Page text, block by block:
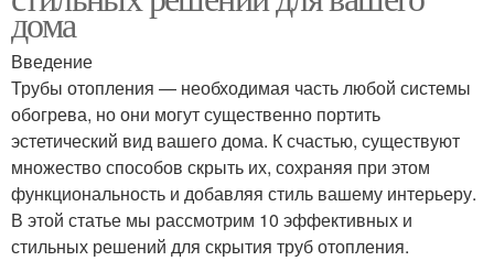
дома
Введение
Трубы отопления — необходимая часть любой системы
обогрева, но они могут существенно портить
эстетический вид вашего дома. К счастью, существуют
множество способов скрыть их, сохраняя при этом
функциональность и добавляя стиль вашему интерьеру.
В этой статье мы рассмотрим 10 эффективных и
стильных решений для скрытия труб отопления.